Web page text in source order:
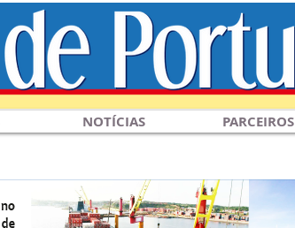
NOTÍCIAS PARCEIROS